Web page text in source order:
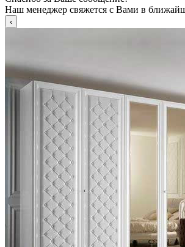
Наш менеджер свяжется с Вами в